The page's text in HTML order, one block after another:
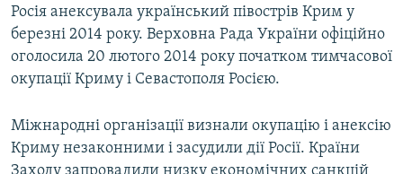
Росія анексувала український півострів Крим у
березні 2014 року. Верховна Рада України офіційно
оголосила 20 лютого 2014 року початком тимчасової
окупації Криму і Севастополя Росією.
Міжнародні організації визнали окупацію і анексію
Криму незаконними і засудили дії Росії. Країни